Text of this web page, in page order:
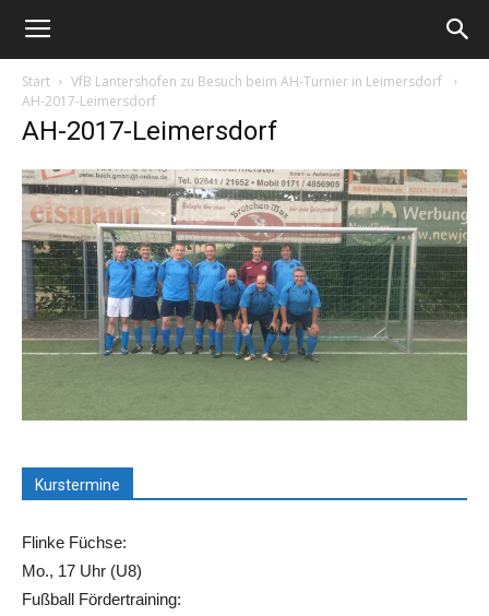
Start
VfB Lantershofen zu Besuch beim AH-Turnier in Leimersdorf
AH-2017-Leimersdorf
AH-2017-Leimersdorf
Kurstermine
Flinke Füchse:
Mo., 17 Uhr (U8)
Fußball Fördertraining: